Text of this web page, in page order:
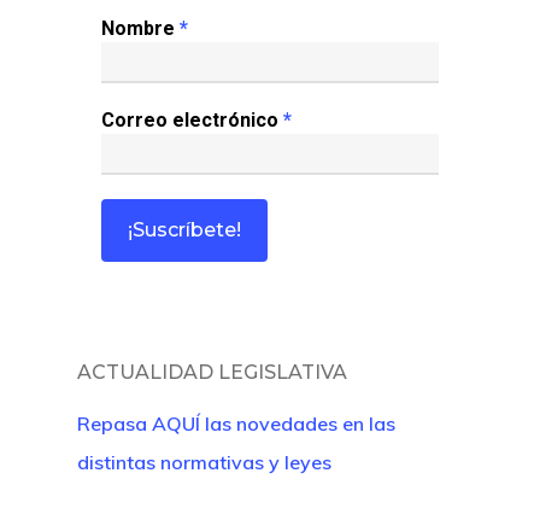
Nombre *
Correo electrónico *
ACTUALIDAD LEGISLATIVA
Repasa AQUÍ las novedades en las
distintas normativas y leyes
Sentencias